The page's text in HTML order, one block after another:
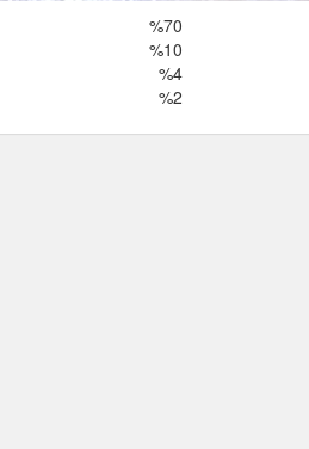
%70
%10
%4
%2